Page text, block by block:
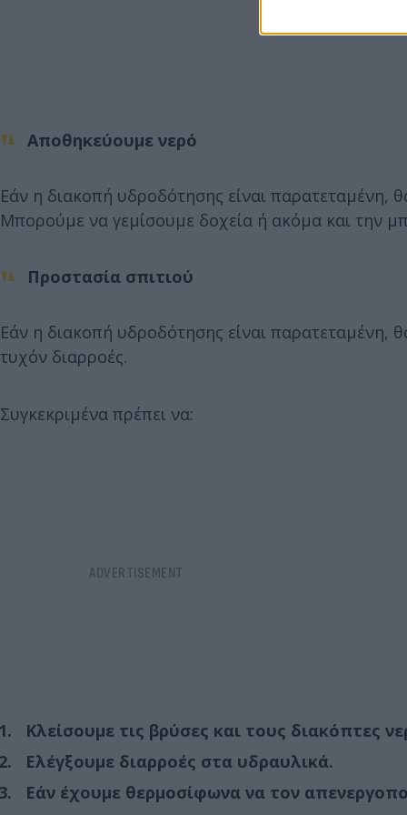
Αποθηκεύουμε νερό
Εάν η διακοπή υδροδότησης είναι παρατεταμένη,
Μπορούμε να γεμίσουμε δοχεία ή ακόμα και την
Προστασία σπιτιού
Εάν η διακοπή υδροδότησης είναι παρατεταμένη,
τυχόν διαρροές.
Συγκεκριμένα πρέπει να:
Κλείσουμε τις βρύσες και τους διακόπτες
Ελέγξουμε διαρροές στα υδραυλικά.
Εάν έχουμε θερμοσίφωνα να τον